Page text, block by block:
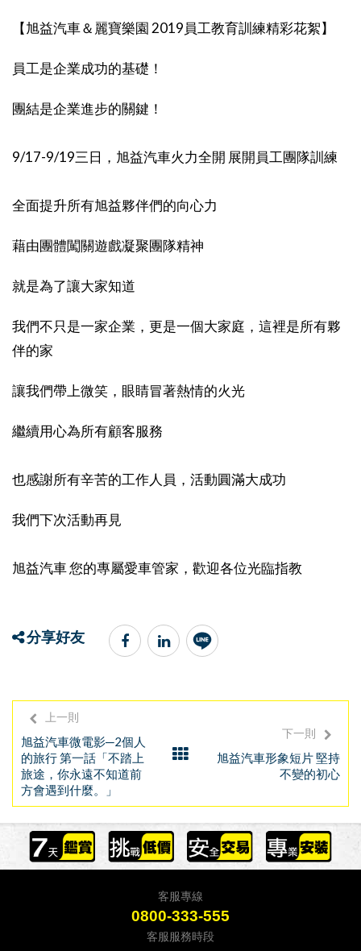
【旭益汽車＆麗寶樂園 2019員工教育訓練精彩花絮】
員工是企業成功的基礎！
團結是企業進步的關鍵！
9/17-9/19三日，旭益汽車火力全開 展開員工團隊訓練
全面提升所有旭益夥伴們的向心力
藉由團體闖關遊戲凝聚團隊精神
就是為了讓大家知道
我們不只是一家企業，更是一個大家庭，這裡是所有夥
伴的家
讓我們帶上微笑，眼睛冒著熱情的火光
繼續用心為所有顧客服務
也感謝所有辛苦的工作人員，活動圓滿大成功
我們下次活動再見
旭益汽車 您的專屬愛車管家，歡迎各位光臨指教
分享好友
上一則
旭益汽車微電影─2個人
的旅行 第一話「不踏上
旅途，你永遠不知道前
方會遇到什麼。」
下一則
旭益汽車形象短片 堅持
不變的初心
客服專線
0800-333-555
客服服務時段